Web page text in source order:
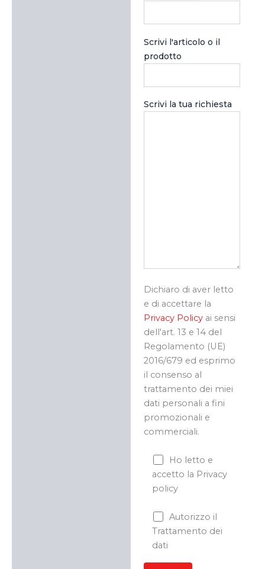
Scrivi l'articolo o il
prodotto
Scrivi la tua richiesta
Dichiaro di aver letto
e di accettare la
Privacy Policyai sensi
dell'art. 13 e 14 del
Regolamento (UE)
2016/679 ed esprimo
il consenso al
trattamento dei miei
dati personali a fini
promozionali e
commerciali.
Ho letto e
accetto la Privacy
policy
Autorizzo il
Trattamento dei
dati